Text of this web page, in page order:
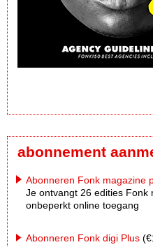
abonnement
Abonneren Fonk magazine
Je ontvangt 26 edities Fonk
onbeperkt online toegang
Abonneren Fonk digi Plus